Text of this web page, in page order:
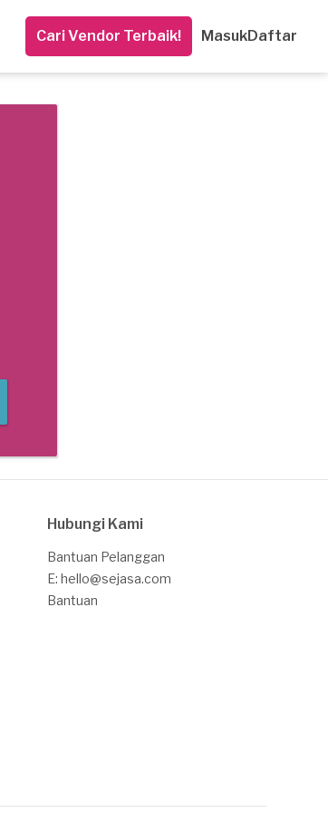
Cari Vendor Terbaik! MasukDaftar
Hubungi Kami
Bantuan Pelanggan
E: hello@sejasa.com
Bantuan